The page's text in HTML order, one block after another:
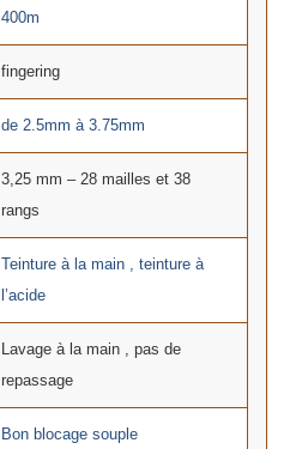
400m
fingering
de 2.5mm à 3.75mm
3,25 mm – 28 mailles et 38
rangs
Teinture à la main , teinture à
l’acide
Lavage à la main , pas de
repassage
Bon blocage souple